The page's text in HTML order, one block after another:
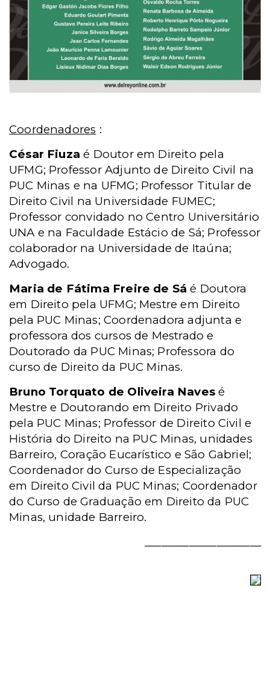
Coordenadores :
César Fiuza é Doutor em Direito pela
UFMG; Professor Adjunto de Direito Civil na
PUC Minas e na UFMG; Professor Titular de
Direito Civil na Universidade FUMEC;
Professor convidado no Centro Universitário
UNA e na Faculdade Estácio de Sá; Professor
colaborador na Universidade de Itaúna;
Advogado.
Maria de Fátima Freire de Sá é Doutora
em Direito pela UFMG; Mestre em Direito
pela PUC Minas; Coordenadora adjunta e
professora dos cursos de Mestrado e
Doutorado da PUC Minas; Professora do
curso de Direito da PUC Minas.
Bruno Torquato de Oliveira Navesé
Mestre e Doutorando em Direito Privado
pela PUC Minas; Professor de Direito Civil e
História do Direito na PUC Minas, unidades
Barreiro, Coração Eucarístico e São Gabriel;
Coordenador do Curso de Especialização
em Direito Civil da PUC Minas; Coordenador
do Curso de Graduação em Direito da PUC
Minas, unidade Barreiro.